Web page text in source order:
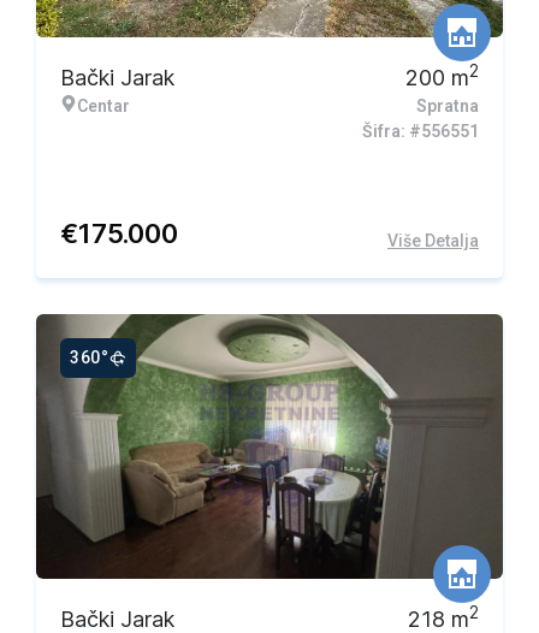
Ekskluzivna ponuda
Bački Jarak
Centar
200 m2
Spratna
Šifra: #556551
€175.000 Više Detalja
360°
Bački Jarak 218 m2